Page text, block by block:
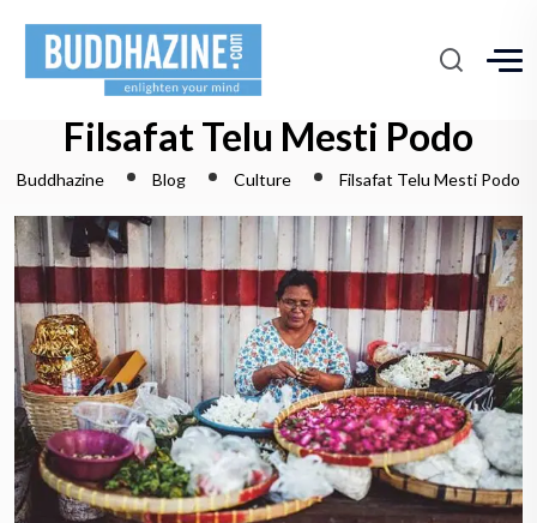
Filsafat Telu Mesti Podo
Buddhazine Blog Culture Filsafat Telu Mesti Podo